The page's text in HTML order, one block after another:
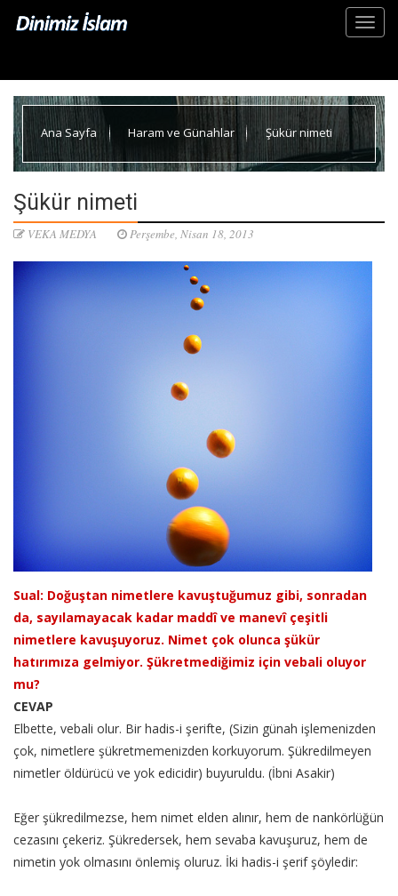
Ana Sayfa Haram ve Günahlar Şükür nimeti
Şükür nimeti
VEKA MEDYA Perşembe, Nisan 18, 2013
Sual: Doğuştan nimetlere kavuştuğumuz gibi, sonradan
da, sayılamayacak kadar maddî ve manevî çeşitli
nimetlere kavuşuyoruz. Nimet çok olunca şükür
hatırımıza gelmiyor. Şükretmediğimiz için vebali oluyor
mu?
CEVAP
Elbette, vebali olur. Bir hadis-i şerifte, (Sizin günah işlemenizden
çok, nimetlere şükretmemenizden korkuyorum. Şükredilmeyen
nimetler öldürücü ve yok edicidir) buyuruldu. (İbni Asakir)
Eğer şükredilmezse, hem nimet elden alınır, hem de nankörlüğün
cezasını çekeriz. Şükredersek, hem sevaba kavuşuruz, hem de
nimetin yok olmasını önlemiş oluruz. İki hadis-i şerif şöyledir: